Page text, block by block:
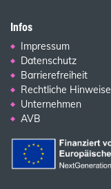
Infos
Impressum
Datenschutz
Barrierefreiheit
Rechtliche Hinweise
Unternehmen
AVB